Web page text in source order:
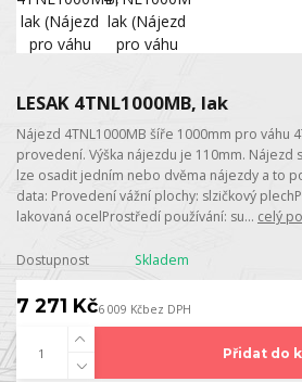
LESAK 4TNL1000MB, lak
Nájezd 4TNL1000MB šíře 1000mm pro váhu
provedení. Výška nájezdu je 110mm. Nájezd
lze osadit jedním nebo dvěma nájezdy a to
data: Provedení vážní plochy: slzičkový
lakovaná ocelProstředí používání: su... celý
Dostupnost Skladem
7 271 Kč6 009 Kčbez DPH
Přidat do